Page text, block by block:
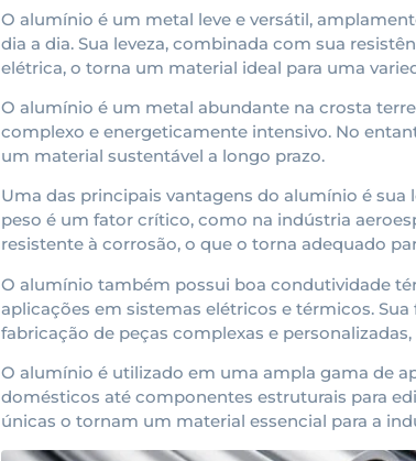
O alumínio é um metal leve e versátil,
dia a dia. Sua leveza, combinada com sua
elétrica, o torna um material ideal para uma
O alumínio é um metal abundante na crosta
complexo e energeticamente intensivo. No
um material sustentável a longo prazo.
Uma das principais vantagens do alumínio é sua
peso é um fator crítico, como na indústria
resistente à corrosão, o que o torna adequado
O alumínio também possui boa condutividade
aplicações em sistemas elétricos e térmicos.
fabricação de peças complexas e
O alumínio é utilizado em uma ampla gama de
domésticos até componentes estruturais para
únicas o tornam um material essencial para a